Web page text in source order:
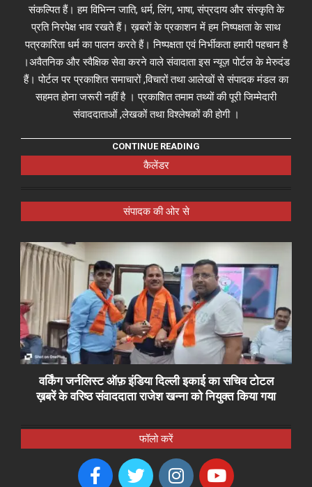
संकल्पित हैं। हम विभिन्न जाति, धर्म, लिंग, भाषा, संप्रदाय और संस्कृति के
प्रति निरपेक्ष भाव रखते हैं। ख़बरों के प्रकाशन में हम निष्पक्षता के साथ
पत्रकारिता धर्म का पालन करते हैं। निष्पक्षता एवं निर्भीकता हमारी पहचान है
।अवैतनिक और स्वैक्षिक सेवा करने वाले संवादाता इस न्यूज़ पोर्टल के मेरुदंड
हैं। पोर्टल पर प्रकाशित समाचारों ,विचारों तथा आलेखों से संपादक मंडल का
सहमत होना जरूरी नहीं है । प्रकाशित तमाम तथ्यों की पूरी जिम्मेदारी
संवाददाताओं ,लेखकों तथा विश्लेषकों की होगी ।
CONTINUE READING
कैलेंडर
संपादक की ओर से
वर्किंग जर्नलिस्ट ऑफ़ इंडिया दिल्ली इकाई का सचिव टोटल
ख़बरें के वरिष्ठ संवाददाता राजेश खन्ना को नियुक्त किया गया
फॉलो करें